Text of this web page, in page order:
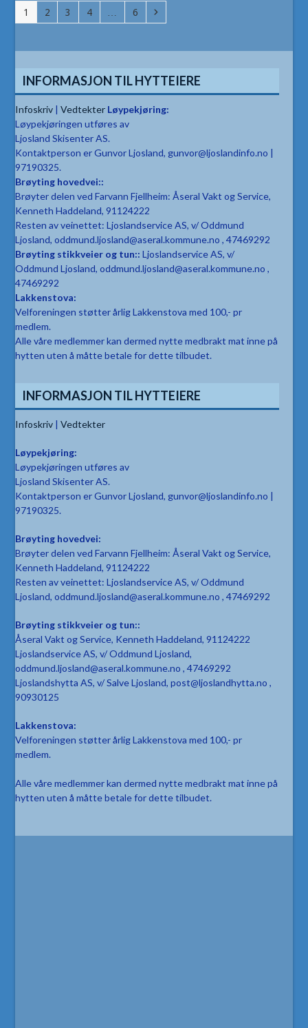
Page
1 Page
2 Page
3 Page
4 Page
6 Next
INFORMASJON TIL HYTTEIERE
Infoskriv |Vedtekter Løypekjøring:
Løypekjøringen utføres av
Ljosland Skisenter AS.
Kontaktperson er Gunvor Ljosland, gunvor@ljoslandinfo.no |
97190325.
Brøyting hovedvei::
Brøyter delen ved Farvann Fjellheim: Åseral Vakt og Service,
Kenneth Haddeland, 91124222
Resten av veinettet: Ljoslandservice AS, v/ Oddmund
Ljosland, oddmund.ljosland@aseral.kommune.no , 47469292
Brøyting stikkveier og tun:: Ljoslandservice AS, v/
Oddmund Ljosland, oddmund.ljosland@aseral.kommune.no ,
47469292
Lakkenstova:
Velforeningen støtter årlig Lakkenstova med 100,- pr
medlem.
Alle våre medlemmer kan dermed nytte medbrakt mat inne på
hytten uten å måtte betale for dette tilbudet.
INFORMASJON TIL HYTTEIERE
Infoskriv |Vedtekter
Løypekjøring:
Løypekjøringen utføres av
Ljosland Skisenter AS.
Kontaktperson er Gunvor Ljosland, gunvor@ljoslandinfo.no |
97190325.
Brøyting hovedvei:
Brøyter delen ved Farvann Fjellheim: Åseral Vakt og Service,
Kenneth Haddeland, 91124222
Resten av veinettet: Ljoslandservice AS, v/ Oddmund
Ljosland, oddmund.ljosland@aseral.kommune.no , 47469292
Brøyting stikkveier og tun::
Åseral Vakt og Service, Kenneth Haddeland, 91124222
Ljoslandservice AS, v/ Oddmund Ljosland,
oddmund.ljosland@aseral.kommune.no , 47469292
Ljoslandshytta AS, v/ Salve Ljosland, post@ljoslandhytta.no ,
90930125
Lakkenstova:
Velforeningen støtter årlig Lakkenstova med 100,- pr
medlem.
Alle våre medlemmer kan dermed nytte medbrakt mat inne på
hytten uten å måtte betale for dette tilbudet.